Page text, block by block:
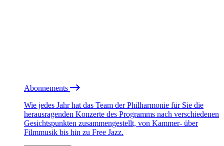
Abonnements
Wie jedes Jahr hat das Team der Philharmonie für Sie die
herausragenden Konzerte des Programms nach verschiedenen
Gesichtspunkten zusammengestellt, von Kammer- über
Filmmusik bis hin zu Free Jazz.